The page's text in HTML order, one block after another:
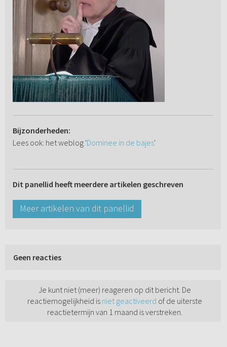
Bijzonderheden:
Lees ook: het weblog 'Dominee in de bajes'
Dit panellid heeft meerdere artikelen geschreven
Meer artikelen van dit panellid
Geen reacties
Je kunt niet (meer) reageren op dit bericht. De
reactiemogelijkheid is niet geactiveerd of de uiterste
reactietermijn van 1 maand is verstreken.